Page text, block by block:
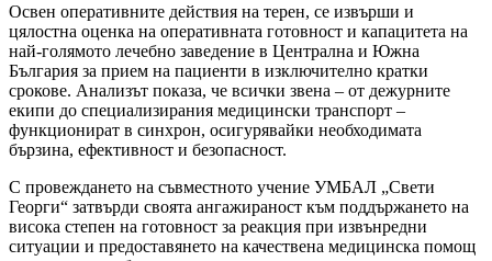
Освен оперативните действия на терен, се извърши и
цялостна оценка на оперативната готовност и капацитета на
най-голямото лечебно заведение в Централна и Южна
България за прием на пациенти в изключително кратки
срокове. Анализът показа, че всички звена – от дежурните
екипи до специализирания медицински транспорт –
функционират в синхрон, осигурявайки необходимата
бързина, ефективност и безопасност.
С провеждането на съвместното учение УМБАЛ „Свети
Георги“ затвърди своята ангажираност към поддържането на
висока степен на готовност за реакция при извънредни
ситуации и предоставянето на качествена медицинска помощ